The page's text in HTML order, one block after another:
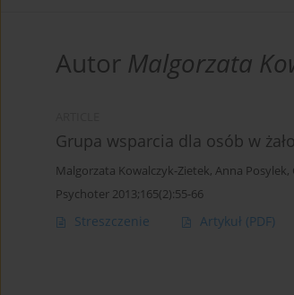
Autor Malgorzata
Grupa wsparcia dla osób w
Malgorzata Kowalczyk-Zietek, Anna Posylek,
Psychoter 2013;165(2):55-66
Streszczenie Artykuł (PDF)